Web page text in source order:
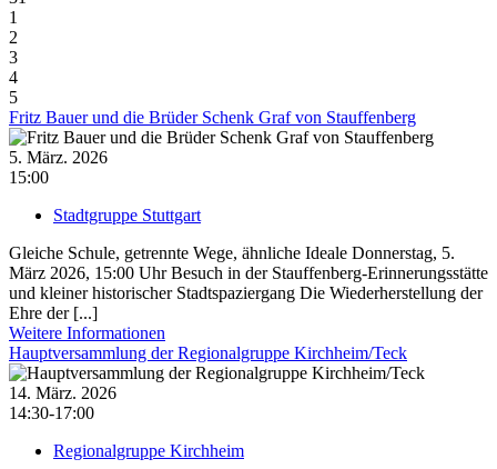
1
2
3
4
5
Fritz Bauer und die Brüder Schenk Graf von Stauffenberg
5. März. 2026
15:00
Stadtgruppe Stuttgart
Gleiche Schule, getrennte Wege, ähnliche Ideale Donnerstag, 5.
März 2026, 15:00 Uhr Besuch in der Stauffenberg-Erinnerungsstätte
und kleiner historischer Stadtspaziergang Die Wiederherstellung der
Ehre der [...]
Weitere Informationen
Hauptversammlung der Regionalgruppe Kirchheim/Teck
14. März. 2026
14:30-17:00
Regionalgruppe Kirchheim